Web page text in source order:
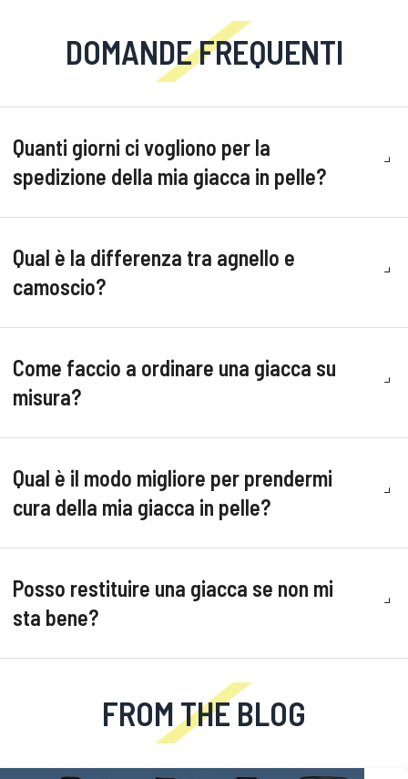
DOMANDE FREQUENTI
Quanti giorni ci vogliono per la
spedizione della mia giacca in pelle?
Qual è la differenza tra agnello e
camoscio?
Come faccio a ordinare una giacca su
misura?
Qual è il modo migliore per prendermi
cura della mia giacca in pelle?
Posso restituire una giacca se non mi
sta bene?
FROM THE BLOG